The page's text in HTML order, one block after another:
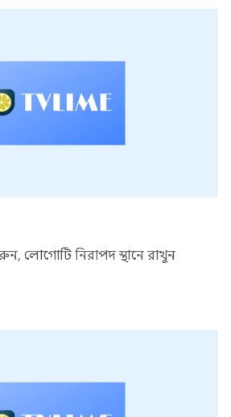
লোগোটি নিরাপদ স্থানে রাখুন